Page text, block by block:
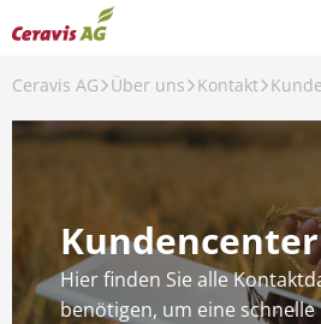
Ceravis AG Über uns Kontakt
Kundencenter
Hier finden Sie alle
benötigen, um eine